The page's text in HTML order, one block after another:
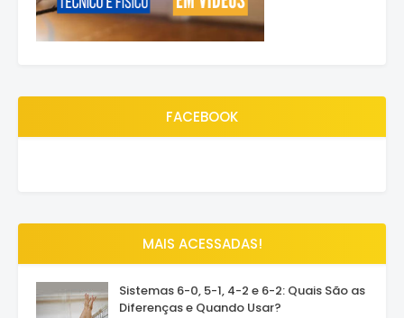
FACEBOOK
MAIS ACESSADAS!
Sistemas 6-0, 5-1, 4-2 e 6-2: Quais São as
Diferenças e Quando Usar?